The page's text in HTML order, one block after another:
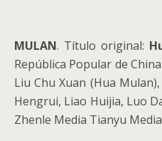
MULAN. Título original:
República Popular de
Liu Chu Xuan (Hua
Hengrui, Liao Huijia, Luo
Zhenle Media Tianyu